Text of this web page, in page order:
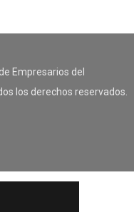
Empresarios del
los derechos reservados.